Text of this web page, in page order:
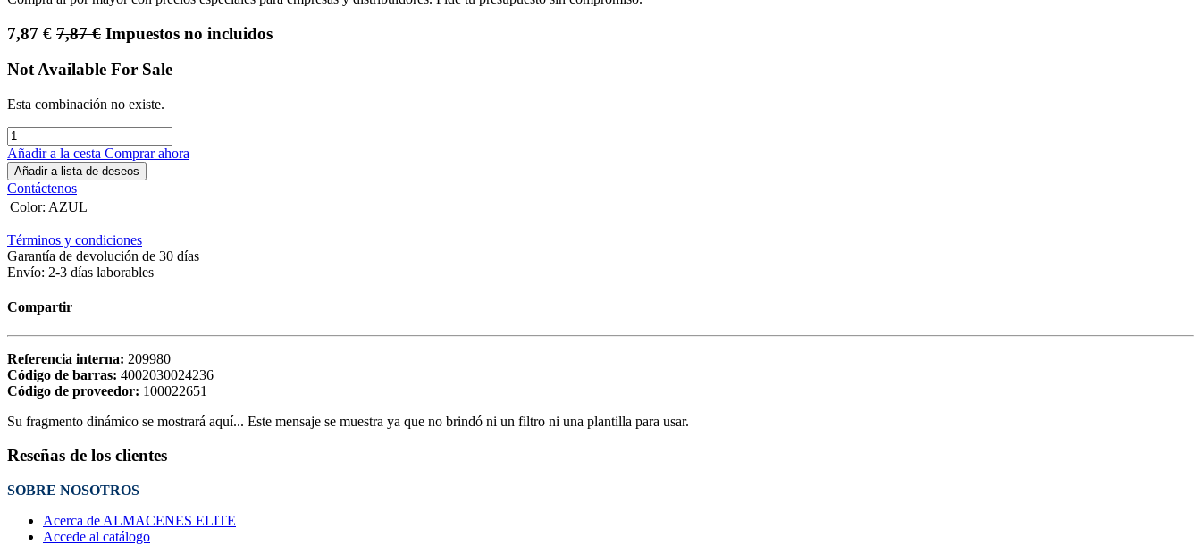
7,87 € 7,87€ Impuestos no incluidos
Not Available For Sale
Esta combinación no existe.
Añadir a la cesta Comprar ahora
Añadir a lista de deseos
Contáctenos
Color: AZUL
Términos y condiciones
Garantía de devolución de 30 días
Envío: 2-3 días laborables
Compartir
Referencia interna: 209980
Código de barras: 4002030024236
Código de proveedor: 100022651
Su fragmento dinámico se mostrará aquí... Este mensaje se muestra ya que no brindó ni un filtro ni una plantilla para usar.
Reseñas de los clientes
SOBRE NOSOTROS
Acerca de ALMACENES ELITE
Accede al catálogo